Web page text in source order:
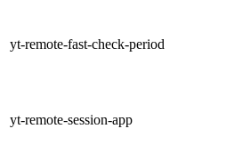
yt-remote-fast-check-period
yt-remote-session-app